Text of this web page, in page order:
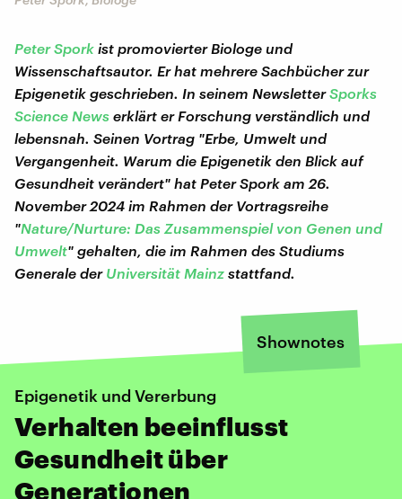
Peter Spork ist promovierter Biologe und
Wissenschaftsautor. Er hat mehrere Sachbücher zur
Epigenetik geschrieben. In seinem NewsletterSporks
Science News erklärt er Forschung verständlich und
lebensnah. Seinen Vortrag "Erbe, Umwelt und
Vergangenheit. Warum die Epigenetik den Blick auf
Gesundheit verändert" hat Peter Spork am 26.
November 2024 im Rahmen der Vortragsreihe
"Nature/Nurture: Das Zusammenspiel von Genen und
Umwelt" gehalten, die im Rahmen des Studiums
Generale der Universität Mainz stattfand.
Shownotes
Epigenetik und Vererbung
Verhalten beeinflusst
Gesundheit über
Generationen